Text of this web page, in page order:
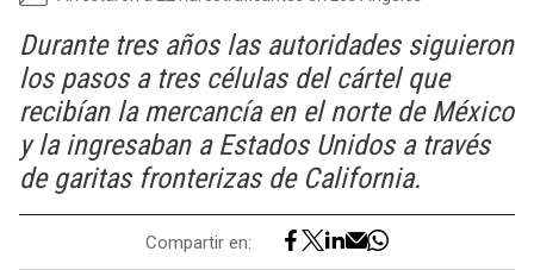
Durante tres años las autoridades siguieron
los pasos a tres células del cártel que
recibían la mercancía en el norte de México
y la ingresaban a Estados Unidos a través
de garitas fronterizas de California.
Compartir en: